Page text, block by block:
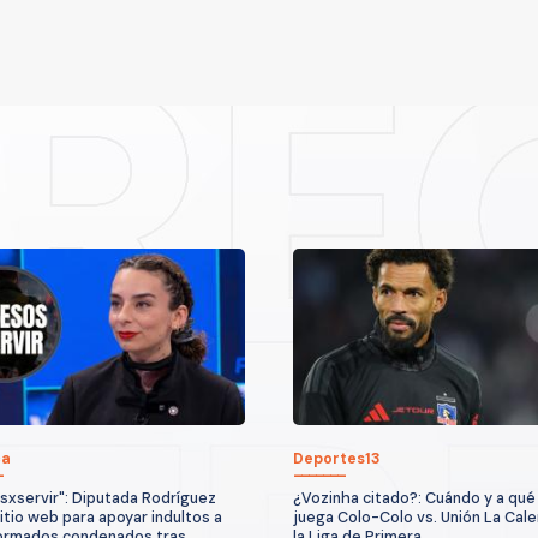
Diputada Rodríguez
web para apoyar indultos a
Deportes13
¿Vozinha citado?: Cuándo y a
juega Colo-Colo vs. Unión La